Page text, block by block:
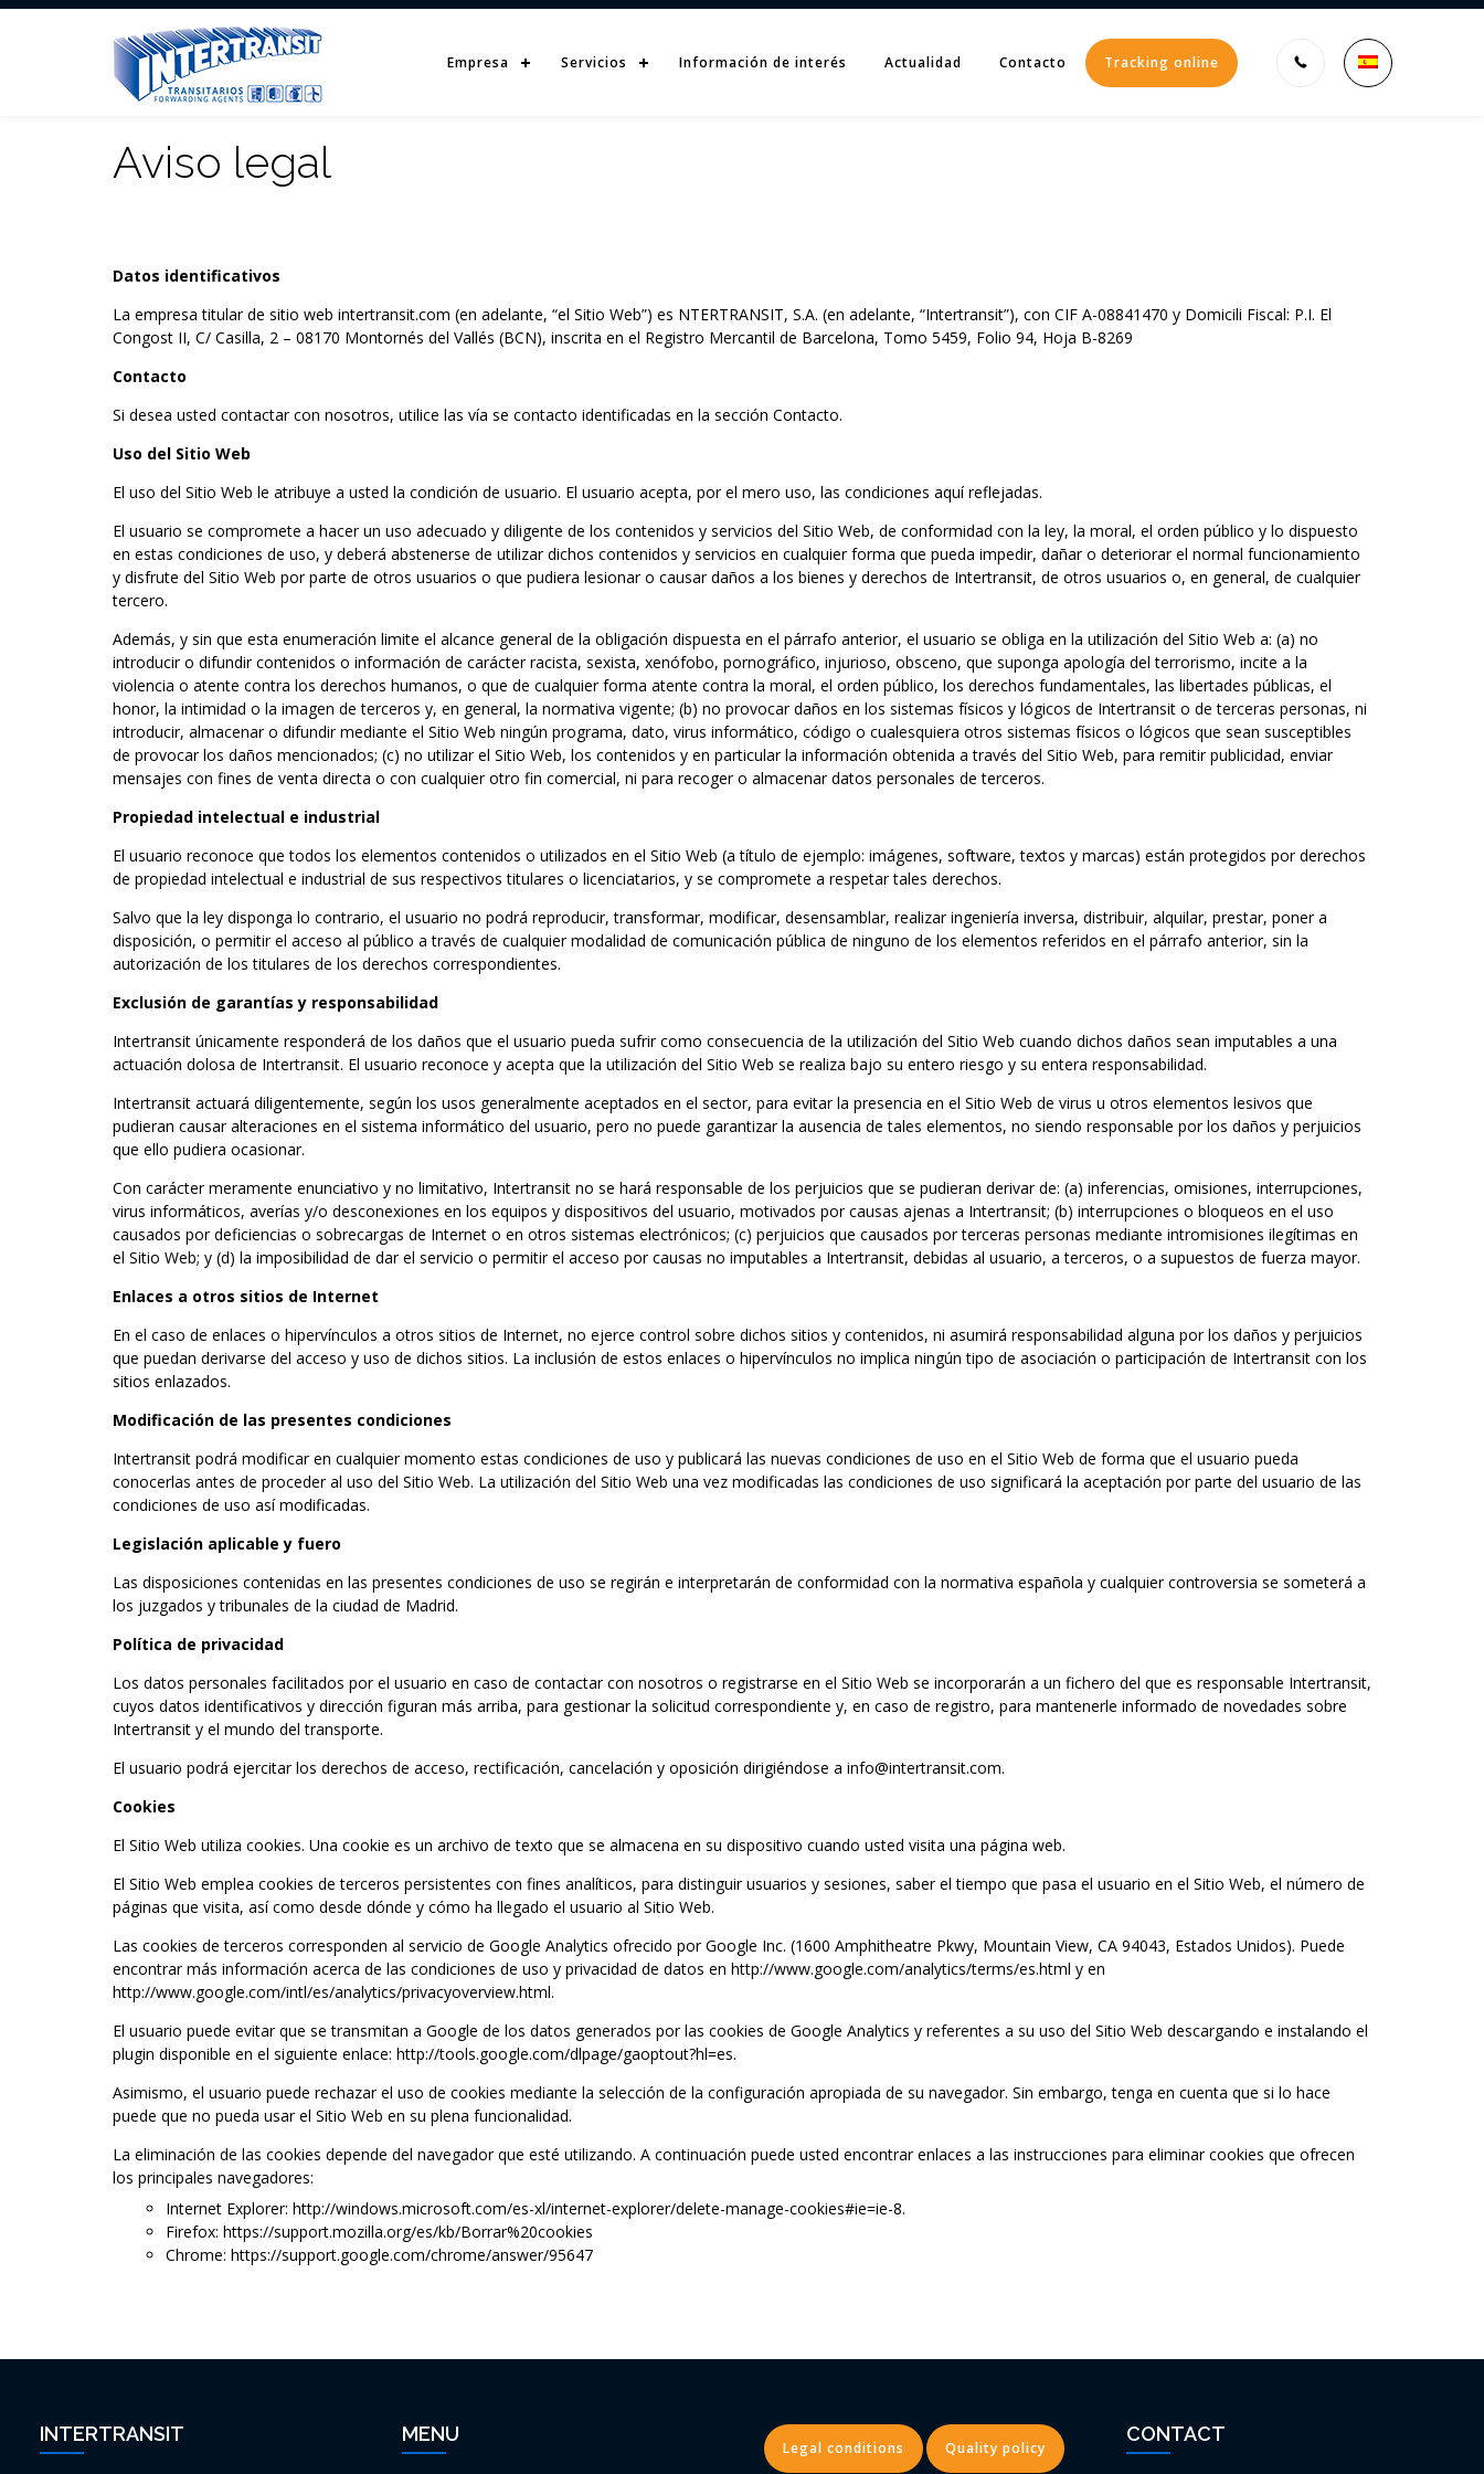
Empresa Servicios Información de interés Actualidad Contacto Tracking online
Aviso legal
Datos identificativos
La empresa titular de sitio web intertransit.com (en adelante, “el Sitio Web”) es NTERTRANSIT, S.A. (en adelante, “Intertransit”), con CIF A-08841470 y Domicili Fiscal: P.I. El
Congost II, C/ Casilla, 2 – 08170 Montornés del Vallés (BCN), inscrita en el Registro Mercantil de Barcelona, Tomo 5459, Folio 94, Hoja B-8269
Contacto
Si desea usted contactar con nosotros, utilice las vía se contacto identificadas en la sección Contacto.
Uso del Sitio Web
El uso del Sitio Web le atribuye a usted la condición de usuario. El usuario acepta, por el mero uso, las condiciones aquí reflejadas.
El usuario se compromete a hacer un uso adecuado y diligente de los contenidos y servicios del Sitio Web, de conformidad con la ley, la moral, el orden público y lo dispuesto
en estas condiciones de uso, y deberá abstenerse de utilizar dichos contenidos y servicios en cualquier forma que pueda impedir, dañar o deteriorar el normal funcionamiento
y disfrute del Sitio Web por parte de otros usuarios o que pudiera lesionar o causar daños a los bienes y derechos de Intertransit, de otros usuarios o, en general, de cualquier
tercero.
Además, y sin que esta enumeración limite el alcance general de la obligación dispuesta en el párrafo anterior, el usuario se obliga en la utilización del Sitio Web a: (a) no
introducir o difundir contenidos o información de carácter racista, sexista, xenófobo, pornográfico, injurioso, obsceno, que suponga apología del terrorismo, incite a la
violencia o atente contra los derechos humanos, o que de cualquier forma atente contra la moral, el orden público, los derechos fundamentales, las libertades públicas, el
honor, la intimidad o la imagen de terceros y, en general, la normativa vigente; (b) no provocar daños en los sistemas físicos y lógicos de Intertransit o de terceras personas, ni
introducir, almacenar o difundir mediante el Sitio Web ningún programa, dato, virus informático, código o cualesquiera otros sistemas físicos o lógicos que sean susceptibles
de provocar los daños mencionados; (c) no utilizar el Sitio Web, los contenidos y en particular la información obtenida a través del Sitio Web, para remitir publicidad, enviar
mensajes con fines de venta directa o con cualquier otro fin comercial, ni para recoger o almacenar datos personales de terceros.
Propiedad intelectual e industrial
El usuario reconoce que todos los elementos contenidos o utilizados en el Sitio Web (a título de ejemplo: imágenes, software, textos y marcas) están protegidos por derechos
de propiedad intelectual e industrial de sus respectivos titulares o licenciatarios, y se compromete a respetar tales derechos.
Salvo que la ley disponga lo contrario, el usuario no podrá reproducir, transformar, modificar, desensamblar, realizar ingeniería inversa, distribuir, alquilar, prestar, poner a
disposición, o permitir el acceso al público a través de cualquier modalidad de comunicación pública de ninguno de los elementos referidos en el párrafo anterior, sin la
autorización de los titulares de los derechos correspondientes.
Exclusión de garantías y responsabilidad
Intertransit únicamente responderá de los daños que el usuario pueda sufrir como consecuencia de la utilización del Sitio Web cuando dichos daños sean imputables a una
actuación dolosa de Intertransit. El usuario reconoce y acepta que la utilización del Sitio Web se realiza bajo su entero riesgo y su entera responsabilidad.
Intertransit actuará diligentemente, según los usos generalmente aceptados en el sector, para evitar la presencia en el Sitio Web de virus u otros elementos lesivos que
pudieran causar alteraciones en el sistema informático del usuario, pero no puede garantizar la ausencia de tales elementos, no siendo responsable por los daños y perjuicios
que ello pudiera ocasionar.
Con carácter meramente enunciativo y no limitativo, Intertransit no se hará responsable de los perjuicios que se pudieran derivar de: (a) inferencias, omisiones, interrupciones,
virus informáticos, averías y/o desconexiones en los equipos y dispositivos del usuario, motivados por causas ajenas a Intertransit; (b) interrupciones o bloqueos en el uso
causados por deficiencias o sobrecargas de Internet o en otros sistemas electrónicos; (c) perjuicios que causados por terceras personas mediante intromisiones ilegítimas en
el Sitio Web; y (d) la imposibilidad de dar el servicio o permitir el acceso por causas no imputables a Intertransit, debidas al usuario, a terceros, o a supuestos de fuerza mayor.
Enlaces a otros sitios de Internet
En el caso de enlaces o hipervínculos a otros sitios de Internet, no ejerce control sobre dichos sitios y contenidos, ni asumirá responsabilidad alguna por los daños y perjuicios
que puedan derivarse del acceso y uso de dichos sitios. La inclusión de estos enlaces o hipervínculos no implica ningún tipo de asociación o participación de Intertransit con los
sitios enlazados.
Modificación de las presentes condiciones
Intertransit podrá modificar en cualquier momento estas condiciones de uso y publicará las nuevas condiciones de uso en el Sitio Web de forma que el usuario pueda
conocerlas antes de proceder al uso del Sitio Web. La utilización del Sitio Web una vez modificadas las condiciones de uso significará la aceptación por parte del usuario de las
condiciones de uso así modificadas.
Legislación aplicable y fuero
Las disposiciones contenidas en las presentes condiciones de uso se regirán e interpretarán de conformidad con la normativa española y cualquier controversia se someterá a
los juzgados y tribunales de la ciudad de Madrid.
Política de privacidad
Los datos personales facilitados por el usuario en caso de contactar con nosotros o registrarse en el Sitio Web se incorporarán a un fichero del que es responsable Intertransit,
cuyos datos identificativos y dirección figuran más arriba, para gestionar la solicitud correspondiente y, en caso de registro, para mantenerle informado de novedades sobre
Intertransit y el mundo del transporte.
El usuario podrá ejercitar los derechos de acceso, rectificación, cancelación y oposición dirigiéndose a info@intertransit.com.
Cookies
El Sitio Web utiliza cookies. Una cookie es un archivo de texto que se almacena en su dispositivo cuando usted visita una página web.
El Sitio Web emplea cookies de terceros persistentes con fines analíticos, para distinguir usuarios y sesiones, saber el tiempo que pasa el usuario en el Sitio Web, el número de
páginas que visita, así como desde dónde y cómo ha llegado el usuario al Sitio Web.
Las cookies de terceros corresponden al servicio de Google Analytics ofrecido por Google Inc. (1600 Amphitheatre Pkwy, Mountain View, CA 94043, Estados Unidos). Puede
encontrar más información acerca de las condiciones de uso y privacidad de datos en http://www.google.com/analytics/terms/es.html y en
http://www.google.com/intl/es/analytics/privacyoverview.html.
El usuario puede evitar que se transmitan a Google de los datos generados por las cookies de Google Analytics y referentes a su uso del Sitio Web descargando e instalando el
plugin disponible en el siguiente enlace: http://tools.google.com/dlpage/gaoptout?hl=es.
Asimismo, el usuario puede rechazar el uso de cookies mediante la selección de la configuración apropiada de su navegador. Sin embargo, tenga en cuenta que si lo hace
puede que no pueda usar el Sitio Web en su plena funcionalidad.
La eliminación de las cookies depende del navegador que esté utilizando. A continuación puede usted encontrar enlaces a las instrucciones para eliminar cookies que ofrecen
los principales navegadores:
Internet Explorer: http://windows.microsoft.com/es-xl/internet-explorer/delete-manage-cookies#ie=ie-8.
Firefox: https://support.mozilla.org/es/kb/Borrar%20cookies
Chrome: https://support.google.com/chrome/answer/95647
INTERTRANSIT MENU
Legal conditions Quality policy
CONTACT